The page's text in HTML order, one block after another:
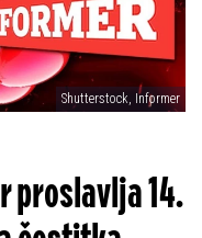
Shutterstock, Informer
proslavlja 14.